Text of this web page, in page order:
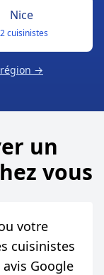
Nice
cuisinistes
région →
un
vous
votre
cuisinistes
Google